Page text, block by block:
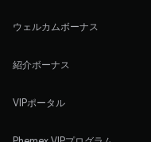
ウェルカムボーナス
紹介ボーナス
VIPポータル